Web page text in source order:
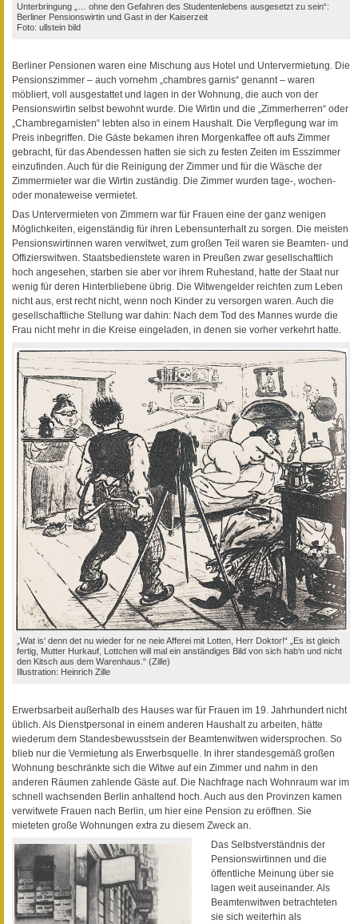
Unterbringung „… ohne den Gefahren des Studentenlebens ausgesetzt zu sein“:
Berliner Pensionswirtin und Gast in der Kaiserzeit
Foto: ullstein bild
Berliner Pensionen waren eine Mischung aus Hotel und Untervermietung. Die
Pensionszimmer – auch vornehm „chambres garnis“ genannt – waren
möbliert, voll ausgestattet und lagen in der Wohnung, die auch von der
Pensionswirtin selbst bewohnt wurde. Die Wirtin und die „Zimmerherren“ oder
„Chambregarnisten“ lebten also in einem Haushalt. Die Verpflegung war im
Preis inbegriffen. Die Gäste bekamen ihren Morgenkaffee oft aufs Zimmer
gebracht, für das Abendessen hatten sie sich zu festen Zeiten im Esszimmer
einzufinden. Auch für die Reinigung der Zimmer und für die Wäsche der
Zimmermieter war die Wirtin zuständig. Die Zimmer wurden tage-, wochen-
oder monateweise vermietet.
Das Untervermieten von Zimmern war für Frauen eine der ganz wenigen
Möglichkeiten, eigenständig für ihren Lebensunterhalt zu sorgen. Die meisten
Pensionswirtinnen waren verwitwet, zum großen Teil waren sie Beamten- und
Offizierswitwen. Staatsbedienstete waren in Preußen zwar gesellschaftlich
hoch angesehen, starben sie aber vor ihrem Ruhestand, hatte der Staat nur
wenig für deren Hinterbliebene übrig. Die Witwengelder reichten zum Leben
nicht aus, erst recht nicht, wenn noch Kinder zu versorgen waren. Auch die
gesellschaftliche Stellung war dahin: Nach dem Tod des Mannes wurde die
Frau nicht mehr in die Kreise eingeladen, in denen sie vorher verkehrt hatte.
„Wat is‘ denn det nu wieder for ne neie Afferei mit Lotten, Herr Doktor!“ „Es ist gleich
fertig, Mutter Hurkauf, Lottchen will mal ein anständiges Bild von sich hab‘n und nicht
den Kitsch aus dem Warenhaus.“ (Zille)
Illustration: Heinrich Zille
Erwerbsarbeit außerhalb des Hauses war für Frauen im 19. Jahrhundert nicht
üblich. Als Dienstpersonal in einem anderen Haushalt zu arbeiten, hätte
wiederum dem Standesbewusstsein der Beamtenwitwen widersprochen. So
blieb nur die Vermietung als Erwerbsquelle. In ihrer standesgemäß großen
Wohnung beschränkte sich die Witwe auf ein Zimmer und nahm in den
anderen Räumen zahlende Gäste auf. Die Nachfrage nach Wohnraum war im
schnell wachsenden Berlin anhaltend hoch. Auch aus den Provinzen kamen
verwitwete Frauen nach Berlin, um hier eine Pension zu eröffnen. Sie
mieteten große Wohnungen extra zu diesem Zweck an.
Das Selbstverständnis der
Pensionswirtinnen und die
öffentliche Meinung über sie
lagen weit auseinander. Als
Beamtenwitwen betrachteten
sie sich weiterhin als